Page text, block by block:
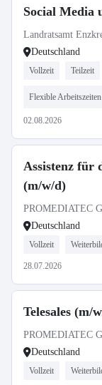
Social Media
Landratsamt
Deutschland
Vollzeit Teilzeit
Flexible Arbeitszeiten
02.08.2026
Assistenz für
(m/w/d)
PROMEDIATEC
Deutschland
Vollzeit
28.07.2026
Telesales (m/
PROMEDIATEC
Deutschland
Vollzeit